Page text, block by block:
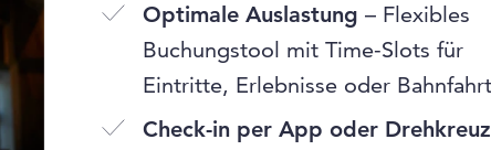
Optimale Auslastung – Flexibles
Buchungstool mit Time-Slots für
Eintritte, Erlebnisse oder
Check-in per App oder Drehkreuz